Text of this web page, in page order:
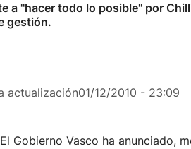
a ''hacer todo lo posible'' por
gestión.
actualización01/12/2010 - 23:09
El Gobierno Vasco ha anunciado,